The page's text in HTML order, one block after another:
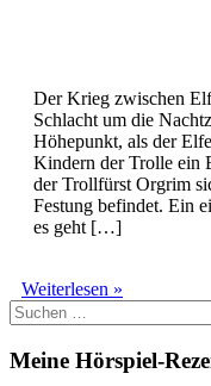
Der Krieg zwischen
Schlacht um die
Höhepunkt, als der
Kindern der Trolle ein
der Trollfürst Orgrim
Festung befindet. Ein
es geht […]
Weiterlesen »
(10)
–
Totenfeuer
Suchen
nach:
Meine Hörspiel-